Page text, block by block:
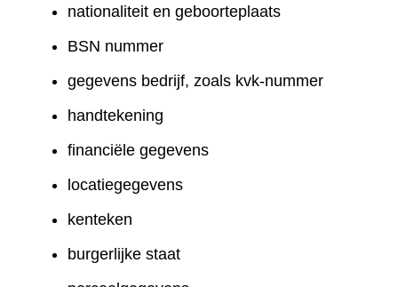
nationaliteit en geboorteplaats
BSN nummer
gegevens bedrijf, zoals kvk-nummer
handtekening
financiële gegevens
locatiegegevens
kenteken
burgerlijke staat